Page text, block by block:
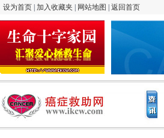
设为首页 加入收藏夹 网站地图 返回首页